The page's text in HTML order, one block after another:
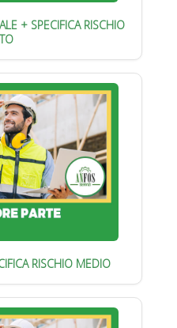
+ SPECIFICA RISCHIO
RISCHIO MEDIO